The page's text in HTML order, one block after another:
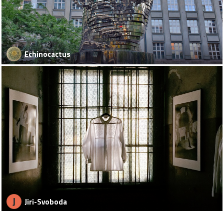
Echinocactus
J Jiri-Svoboda